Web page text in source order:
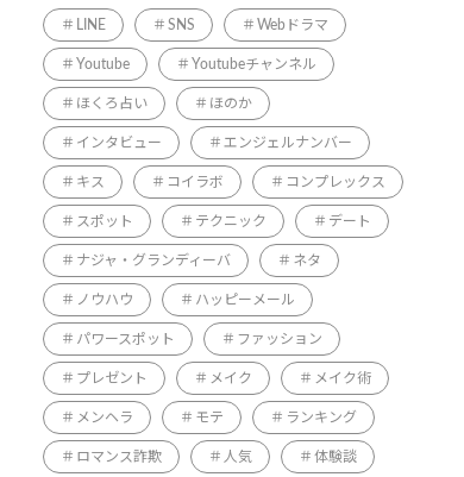
LINE SNS Webドラマ
Youtube Youtubeチャンネル
ほくろ占い ほのか
インタビュー エンジェルナンバー
キス コイラボ コンプレックス
スポット テクニック デート
ナジャ・グランディーバ ネタ
ノウハウ ハッピーメール
パワースポット ファッション
プレゼント メイク メイク術
メンヘラ モテ ランキング
ロマンス詐欺 人気 体験談